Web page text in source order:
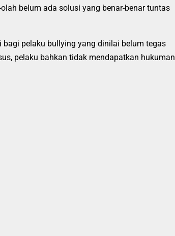
belum ada solusi yang benar-benar tuntas
pelaku bullying yang dinilai belum tegas
pelaku bahkan tidak mendapatkan hukuman